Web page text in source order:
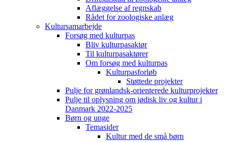
Aflæggelse af regnskab
Rådet for zoologiske anlæg
Kultursamarbejde
Forsøg med kulturpas
Bliv kulturpasaktør
Til kulturpasaktører
Om forsøg med kulturpas
Kulturpasforløb
Støttede projekter
Pulje for grønlandsk-orienterede kulturprojekter
Pulje til oplysning om jødisk liv og kultur i
Danmark 2022-2025
Børn og unge
Temasider
Kultur med de små børn